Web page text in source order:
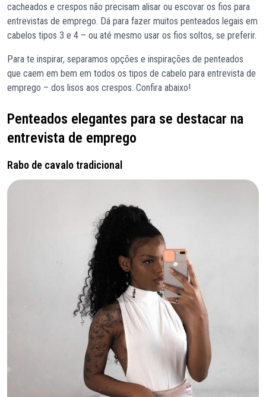
cacheados e crespos não precisam alisar ou escovar os fios para
entrevistas de emprego. Dá para fazer muitos penteados legais em
cabelos tipos 3 e 4 – ou até mesmo usar os fios soltos, se preferir.
Para te inspirar, separamos opções e inspirações de penteados
que caem em bem em todos os tipos de cabelo para entrevista de
emprego – dos lisos aos crespos. Confira abaixo!
Penteados elegantes para se destacar na
entrevista de emprego
Rabo de cavalo tradicional